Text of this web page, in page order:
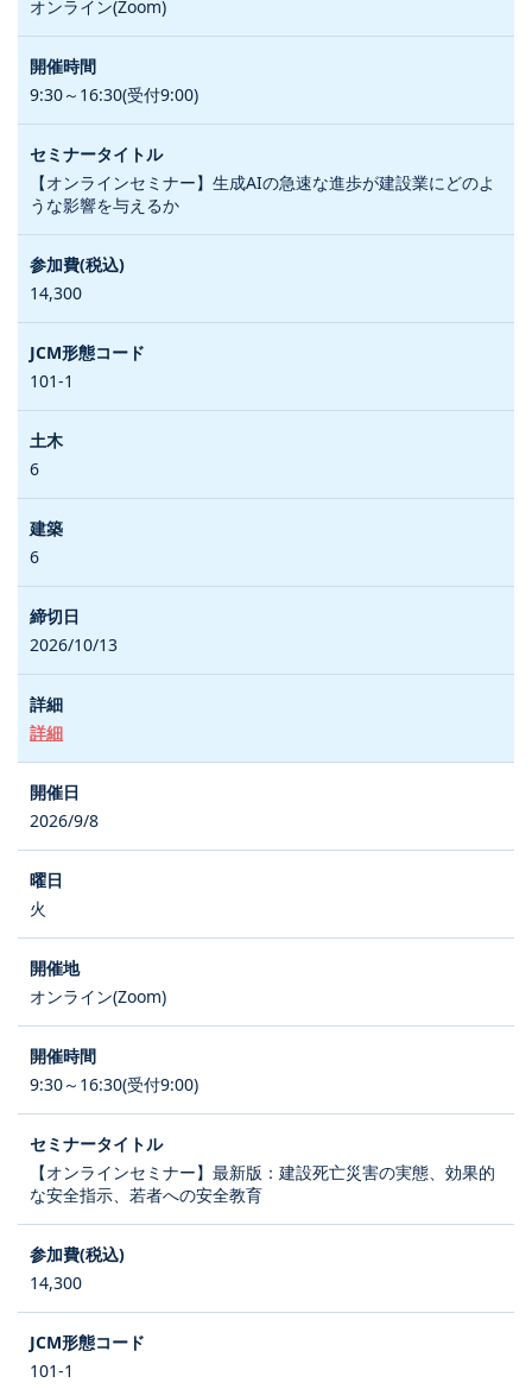
オンライン(Zoom)
9:30～16:30(受付9:00)
【オンラインセミナー】生成AIの急速な進歩が建設業にどのよ
うな影響を与えるか
14,300
101-1
6
6
2026/10/13
詳細
2026/9/8
火
オンライン(Zoom)
9:30～16:30(受付9:00)
【オンラインセミナー】最新版：建設死亡災害の実態、効果的
な安全指示、若者への安全教育
14,300
101-1